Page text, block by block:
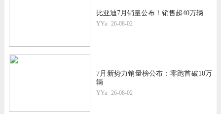
比亚迪7月销量公布！销售超40万辆
YYa 26-08-02
7月新势力销量榜公布：零跑首破10万
辆
YYa 26-08-02